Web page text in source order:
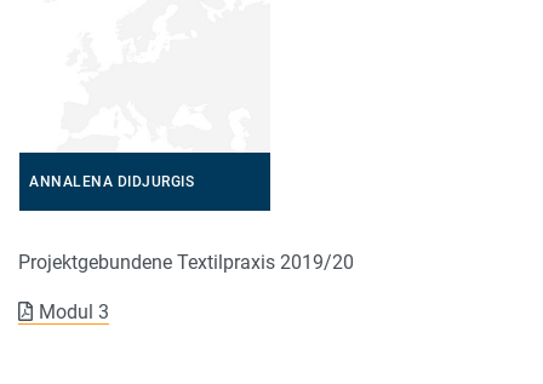
ANNALENA DIDJURGIS
Projektgebundene Textilpraxis 2019/20
Modul 3